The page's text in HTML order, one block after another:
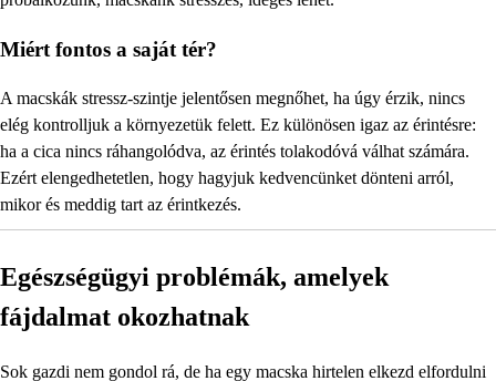
Miért fontos a saját tér?
A macskák stressz-szintje jelentősen megnőhet, ha úgy érzik, nincs
elég kontrolljuk a környezetük felett. Ez különösen igaz az érintésre:
ha a cica nincs ráhangolódva, az érintés tolakodóvá válhat számára.
Ezért elengedhetetlen, hogy hagyjuk kedvencünket dönteni arról,
mikor és meddig tart az érintkezés.
Egészségügyi problémák, amelyek
fájdalmat okozhatnak
Sok gazdi nem gondol rá, de ha egy macska hirtelen elkezd elfordulni